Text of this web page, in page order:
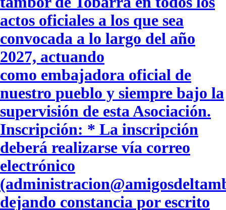
actos oficiales a los que sea
convocada a lo largo del año
2027, actuando
como embajadora oficial de
nuestro pueblo y siempre bajo la
supervisión de esta Asociación.
Inscripción: * La inscripción
deberá realizarse vía correo
electrónico
dejando constancia por escrito